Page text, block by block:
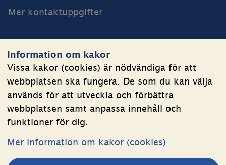
Information om kakor
Vissa kakor (cookies) är nödvändiga för att
webbplatsen ska fungera. De som du kan välja
används för att utveckla och förbättra
webbplatsen samt anpassa innehåll och
funktioner för dig.
Mer information om kakor (cookies)
Mer kontaktuppgifter
Om kakor
Behandling av personuppgifter
Tillgänglighetsredogörelse
Följ oss
LinkedIn